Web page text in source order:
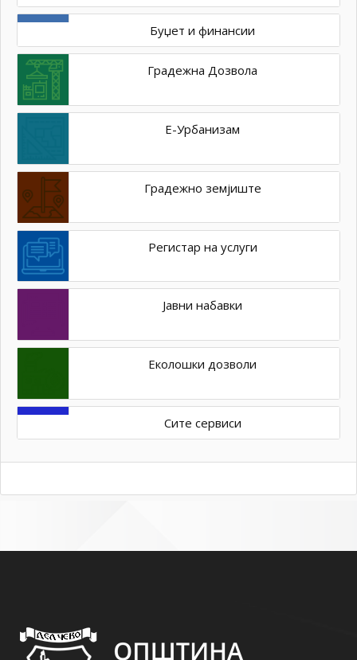
Буџет и финансии
Градежна Дозвола
Е-Урбанизам
Градежно земјиште
Регистар на услуги
Јавни набавки
Еколошки дозволи
Сите сервиси